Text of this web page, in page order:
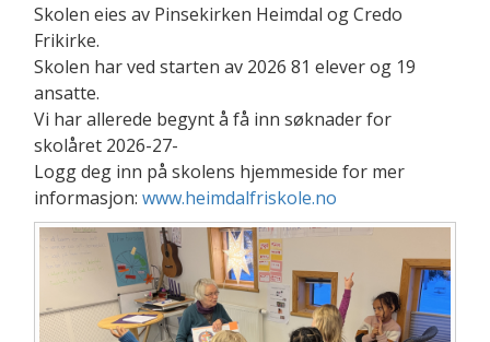
Skolen eies av Pinsekirken Heimdal og Credo
Frikirke.
Skolen har ved starten av 2026 81 elever og 19
ansatte.
Vi har allerede begynt å få inn søknader for
skolåret 2026-27-
Logg deg inn på skolens hjemmeside for mer
informasjon: www.heimdalfriskole.no